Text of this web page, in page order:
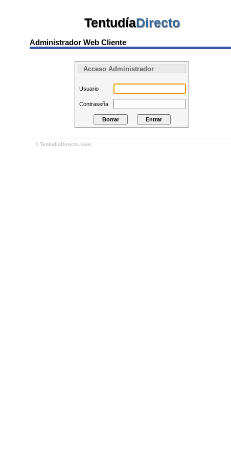
TentudíaDirecto
Administrador Web Cliente
Acceso Administrador
Usuario
Contraseña
© TentudiaDirecto.com